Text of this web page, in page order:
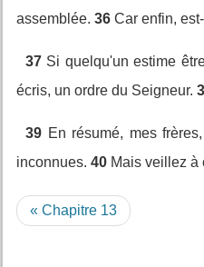
assemblée. 36 Car enfin,
37 Si quelqu'un estime
écris, un ordre du Seigneur.
39 En résumé, mes
inconnues. 40 Mais veillez à
« Chapitre 13